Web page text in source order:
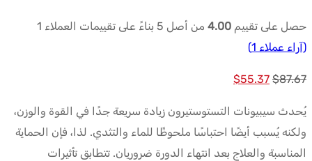
حصل على تقييم 4.00 من أصل 5 بناءً على تقييمات العملاء
1
(آراء عملاء 1
)
$87.67
السعر
كان:
$87.67.
$55.37 السعر
يُحدث سيبيونات التستوستيرون زيادة سريعة جدًا في القوة والوزن،
ولكنه يُسبب أيضًا احتباسًا ملحوظًا للماء والتثدي. لذا، فإن الحماية
المناسبة والعلاج بعد انتهاء الدورة ضروريان. تتطابق تأثيرات